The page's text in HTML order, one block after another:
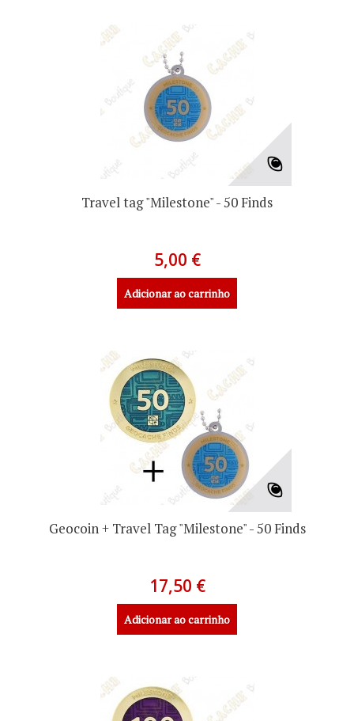
Travel tag "Milestone" - 50 Finds
5,00 €
Adicionar ao carrinho
Geocoin + Travel Tag "Milestone" - 50 Finds
17,50 €
Adicionar ao carrinho